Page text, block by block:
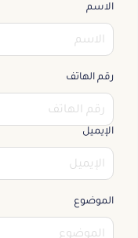
الاسم
رقم الهاتف
الإيميل
الموضوع